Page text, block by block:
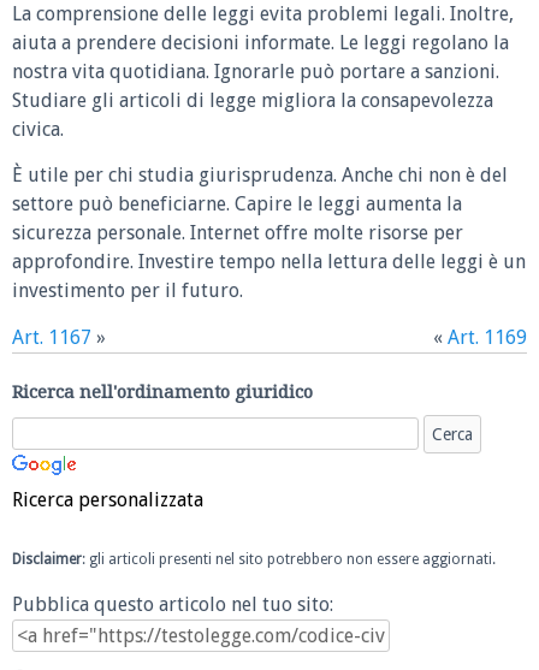
La comprensione delle leggi evita problemi legali. Inoltre,
aiuta a prendere decisioni informate. Le leggi regolano la
nostra vita quotidiana. Ignorarle può portare a sanzioni.
Studiare gli articoli di legge migliora la consapevolezza
civica.
È utile per chi studia giurisprudenza. Anche chi non è del
settore può beneficiarne. Capire le leggi aumenta la
sicurezza personale. Internet offre molte risorse per
approfondire. Investire tempo nella lettura delle leggi è un
investimento per il futuro.
Art. 1167 » « Art. 1169
Ricerca nell'ordinamento giuridico
Ricerca personalizzata
Disclaimer: gli articoli presenti nel sito potrebbero non essere aggiornati.
Pubblica questo articolo nel tuo sito: